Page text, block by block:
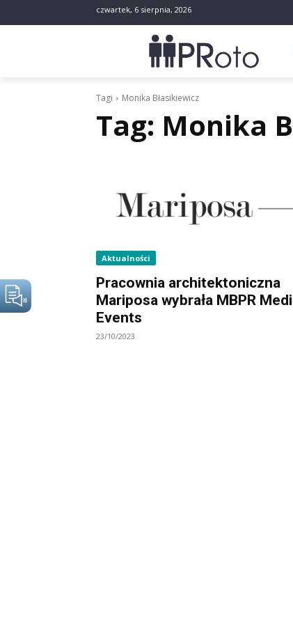
czwartek, 6 sierpnia, 2026
Tagi Monika Błasikiewicz
Tag: Monika
Aktualności
Pracownia architektoniczna
Mariposa wybrała MBPR
Events
23/10/2023